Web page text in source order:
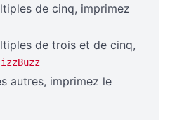
de cinq, imprimez
de trois et de cinq,
autres, imprimez le